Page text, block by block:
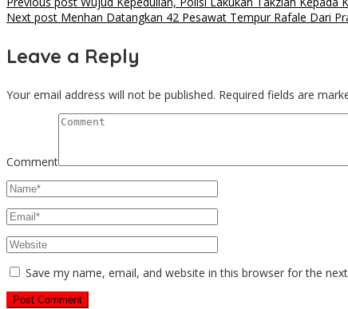
Post
navigation
Next post Menhan Datangkan 42 Pesawat Tempur Rafale Dari
Leave a Reply
Your email address will not be published. Required fields are
Comment
Save my name, email, and website in this browser for the